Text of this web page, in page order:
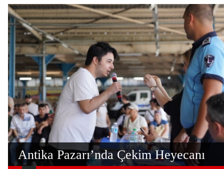
Antika Pazarı’nda Çekim Heyecanı